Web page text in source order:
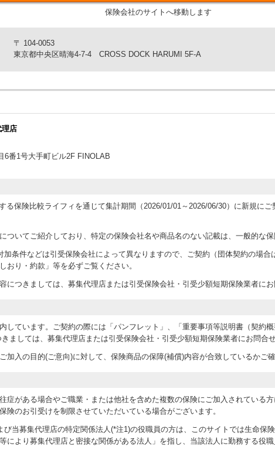
ジットカード払やPayPay（残高）、d払いをご用意！
保険会社のサイトへ移動します
〒 104-0053
東京都中央区晴海4-7-4 CROSS DOCK HARUMI 5F-A
店
6番1号大手町ビル2F FINOLAB
る保険比較ライフィを通じて集計期間（2026/01/01～2026/06/30）に新規に
ついてご紹介しており、特定の保険会社名や商品名のない記載は、一般的な保
条件などは引受保険会社によって異なりますので、ご契約（団体契約の場
おり・約款」等を必ずご覧ください。
につきましては、募集代理店または引受保険会社・引受少額短期保険業者にお
しています。ご契約の際には「パンフレット」、「重要事項等説明書（契約
ましては、募集代理店または引受保険会社・引受少額短期保険業者にお問合せ
加入の目的(ご意向)に対して、保険商品の保障(補償)内容が合致しているかご確
症がある場合やご職業・または他社を含めた複数の保険にご加入されている
険のお引受けを制限させていただいている場合がございます。
当募集代理店の特定関係法人(*注1)の役職員の方は、このサイトでは生命保
により募集代理店と密接な関係がある法人」を指し、当該法人に勤務する役